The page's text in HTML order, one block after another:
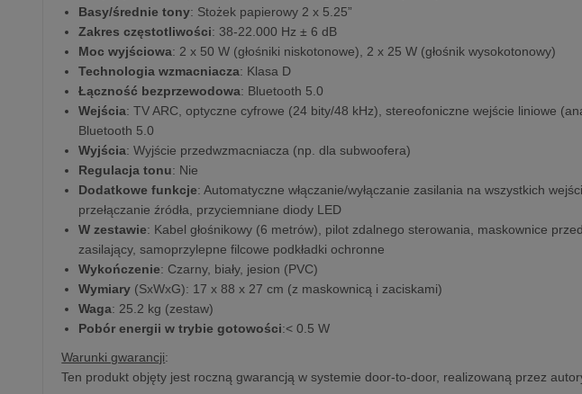
Basy/średnie tony: Stożek papierowy 2 x 5.25”
Zakres częstotliwości: 38-22.000 Hz ± 6 dB
Moc wyjściowa: 2 x 50 W (głośniki niskotonowe), 2 x 25 W (głośnik wysokotonowy)
Technologia wzmacniacza: Klasa D
Łączność bezprzewodowa: Bluetooth 5.0
Wejścia: TV ARC, optyczne cyfrowe (24 bity/48 kHz), stereofoniczne wejście liniowe
Bluetooth 5.0
Wyjścia: Wyjście przedwzmacniacza (np. dla subwoofera)
Regulacja tonu: Nie
Dodatkowe funkcje: Automatyczne włączanie/wyłączanie zasilania na wszystkich
przełączanie źródła, przyciemniane diody LED
W zestawie: Kabel głośnikowy (6 metrów), pilot zdalnego sterowania, maskownice
zasilający, samoprzylepne filcowe podkładki ochronne
Wykończenie: Czarny, biały, jesion (PVC)
Wymiary (SxWxG): 17 x 88 x 27 cm (z maskownicą i zaciskami)
Waga: 25.2 kg (zestaw)
Pobór energii w trybie gotowości:< 0.5 W
Warunki gwarancji:
Ten produkt objęty jest roczną gwarancją w systemie door-to-door, realizowaną przez